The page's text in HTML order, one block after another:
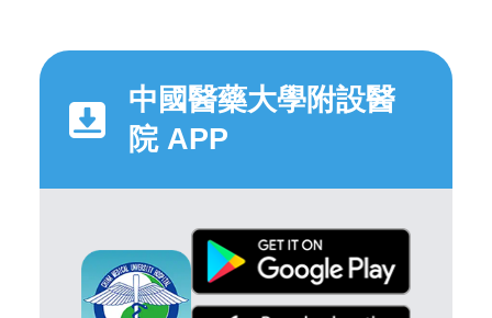
中國醫藥大學附設醫
院 APP